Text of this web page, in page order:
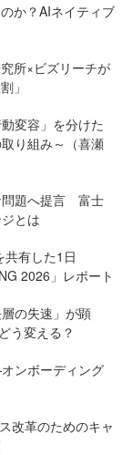
か？AIネイティブ
所×ビズリーチが
」
変容」を分けた
り組み～（喜瀬
問題へ提言 富士
とは
有した1日
2026」レポート
の失速」が顕
う変える？
ンボーディング
改革のためのキャ